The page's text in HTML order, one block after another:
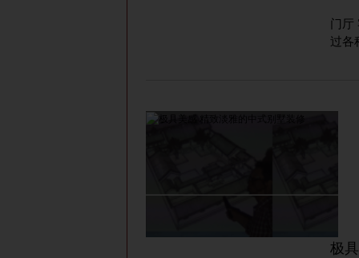
门厅 客厅 整个空间以&ldquo;气&rdquo;道&ldquo;韵&rdquo;，通
过各
极